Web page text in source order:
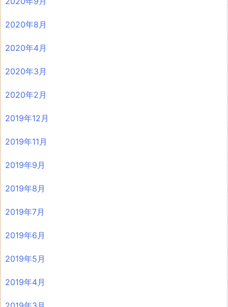
2020年8月
2020年4月
2020年3月
2020年2月
2019年12月
2019年11月
2019年9月
2019年8月
2019年7月
2019年6月
2019年5月
2019年4月